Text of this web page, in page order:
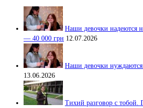
Наши девочки надеются
— 40 000 грн 12.07.2026
Наши девочки
13.06.2026
Тихий разговор с